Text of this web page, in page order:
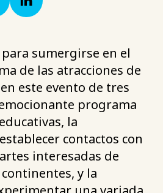
sumergirse en el
de las atracciones de
este evento de tres
programa
la
contactos con
interesadas de
y la